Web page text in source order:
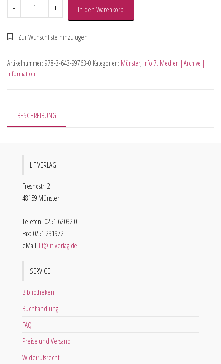
- + In den Warenkorb
Artikelnummer: 978-3-643-99763-0 Kategorien: Münster, Info 7. Medien | Archive |
Information
BESCHREIBUNG
LIT VERLAG
Fresnostr. 2
48159 Münster
Telefon: 0251 62032 0
Fax: 0251 231972
eMail: lit@lit-verlag.de
SERVICE
Bibliotheken
Buchhandlung
FAQ
Preise und Versand
Widerrufsrecht